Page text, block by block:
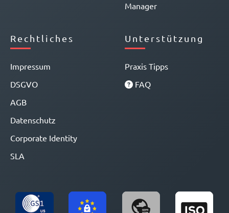
Manager
Rechtliches
Impressum
DSGVO
AGB
Datenschutz
Corporate Identity
SLA
Unterstützung
Praxis Tipps
FAQ